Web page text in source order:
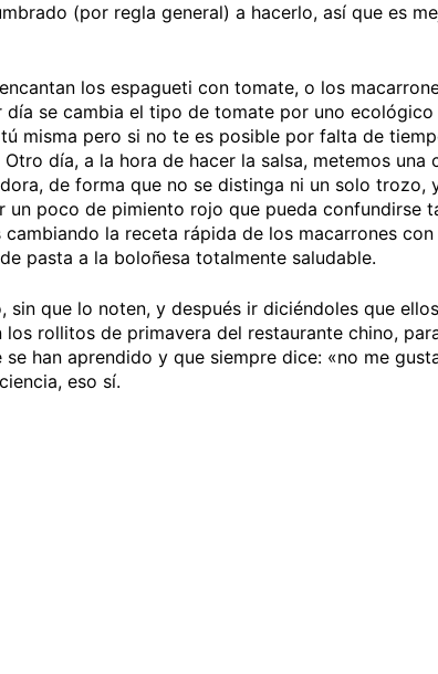
(por regla general) a hacerlo, así que es
los espagueti con tomate, o los
día se cambia el tipo de tomate por uno
misma pero si no te es posible por falta de
día, a la hora de hacer la salsa, metemos una
de forma que no se distinga ni un solo trozo,
un poco de pimiento rojo que pueda confundirse
la receta rápida de los macarrones
pasta a la boloñesa totalmente saludable.
que lo noten, y después ir diciéndoles que
los rollitos de primavera del restaurante chino,
han aprendido y que siempre dice: «no me
eso sí.